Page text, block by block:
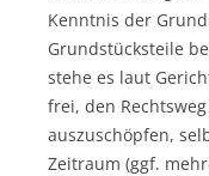
Kenntnis der
Grundstücksteile
stehe es laut
frei, den
auszuschöpfen,
Zeitraum (ggf.